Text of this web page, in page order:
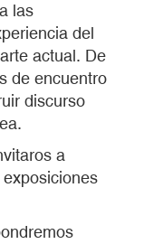
las
del
actual. De
de encuentro
discurso
a